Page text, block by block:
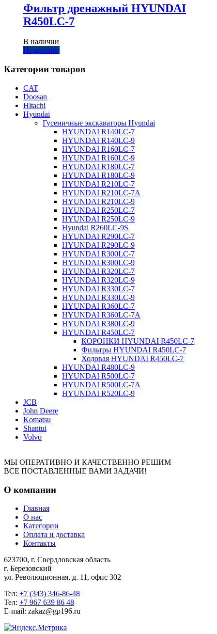
Фильтр дренажный HYUNDAI
R450LC-7
В наличии
Подробнее
Категории товаров
CAT
Doosan
Hitachi
Hyundai
Гусеничные экскаваторы Hyundai
HYUNDAI R140LC-7
HYUNDAI R140LC-9
HYUNDAI R160LC-7
HYUNDAI R160LC-9
HYUNDAI R180LC-7
HYUNDAI R180LC-9
HYUNDAI R210LC-7
HYUNDAI R210LC-7A
HYUNDAI R210LC-9
HYUNDAI R250LC-7
HYUNDAI R250LC-9
Hyundai R260LC-9S
HYUNDAI R290LC-7
HYUNDAI R290LC-9
HYUNDAI R300LC-7
HYUNDAI R300LC-9
HYUNDAI R320LC-7
HYUNDAI R320LC-9
HYUNDAI R330LC-7
HYUNDAI R330LC-9
HYUNDAI R360LC-7
HYUNDAI R360LC-7A
HYUNDAI R380LC-9
HYUNDAI R450LC-7
КОРОНКИ HYUNDAI R450LC-7
Фильтры HYUNDAI R450LC-7
Ходовая HYUNDAI R450LC-7
HYUNDAI R480LC-9
HYUNDAI R500LC-7
HYUNDAI R500LC-7A
HYUNDAI R520LC-9
JCB
John Deere
Komatsu
Shantui
Volvo
МЫ ОПЕРАТИВНО И КАЧЕСТВЕННО РЕШИМ
ВСЕ ПОСТАВЛЕННЫЕ ВАМИ ЗАДАЧИ!
О компании
Главная
О нас
Категории
Оплата и доставка
Контакты
623700, г. Свердловская область
г. Березовский
ул. Революционная, д. 11, офис 302
Тел: +7 (343) 346-86-48
Тел: +7 967 639 86 48
E-mail: zakaz@gp196.ru